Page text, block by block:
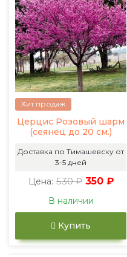
Хит продаж
Церцис Розовый шарм
(сеянец до 20 см.)
Доставка по Тимашевску от
3-5 дней
Цена: 530 ₽ 350 ₽
В наличии
Купить